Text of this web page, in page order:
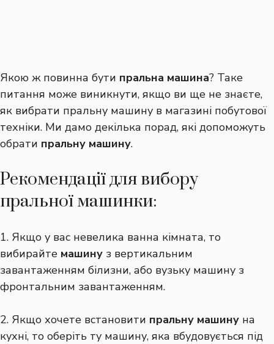
Якою ж повинна бути пральна машина? Таке
питання може виникнути, якщо ви ще не знаєте,
як вибрати пральну машину в магазині побутової
техніки. Ми дамо декілька порад, які допоможуть
обрати пральну машину.
Рекомендації для вибору
пральної машинки:
1. Якщо у вас невелика ванна кімната, то
вибирайте машину з вертикальним
завантаженням білизни, або вузьку машину з
фронтальним завантаженням.
2. Якщо хочете встановити пральну машину на
кухні, то оберіть ту машину, яка вбудовується під